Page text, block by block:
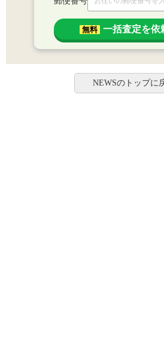
無料 一括査定を依
NEWSのトップに